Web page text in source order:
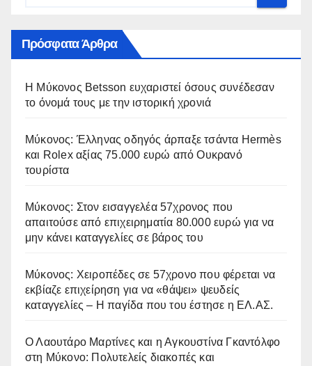
Πρόσφατα Άρθρα
Η Μύκονος Betsson ευχαριστεί όσους συνέδεσαν
το όνομά τους με την ιστορική χρονιά
Μύκονος: Έλληνας οδηγός άρπαξε τσάντα Hermès
και Rolex αξίας 75.000 ευρώ από Ουκρανό
τουρίστα
Μύκονος: Στον εισαγγελέα 57χρονος που
απαιτούσε από επιχειρηματία 80.000 ευρώ για να
μην κάνει καταγγελίες σε βάρος του
Μύκονος: Χειροπέδες σε 57χρονο που φέρεται να
εκβίαζε επιχείρηση για να «θάψει» ψευδείς
καταγγελίες – Η παγίδα που του έστησε η ΕΛ.ΑΣ.
Ο Λαουτάρο Μαρτίνες και η Αγκουστίνα Γκαντόλφο
στη Μύκονο: Πολυτελείς διακοπές και